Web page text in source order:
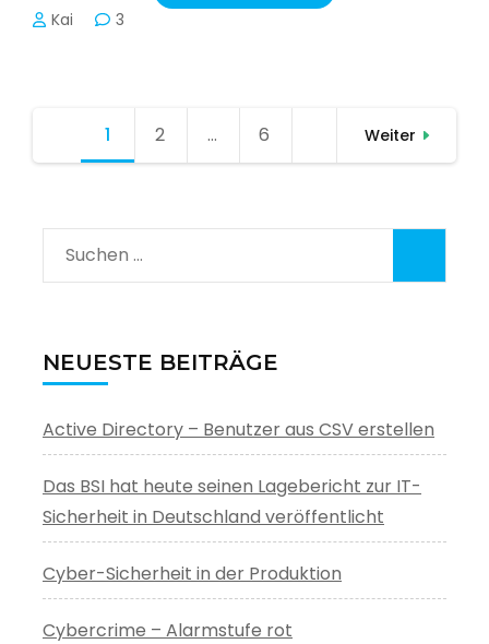
Kai 3
Seitennummerierung
1 Seite
2 … Seite
6 Weiter
Suchen
nach:
NEUESTE BEITRÄGE
Active Directory – Benutzer aus CSV erstellen
Das BSI hat heute seinen Lagebericht zur IT-
Sicherheit in Deutschland veröffentlicht
Cyber-Sicherheit in der Produktion
Cybercrime – Alarmstufe rot